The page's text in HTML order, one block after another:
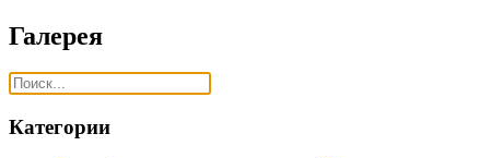
Галерея
Категории